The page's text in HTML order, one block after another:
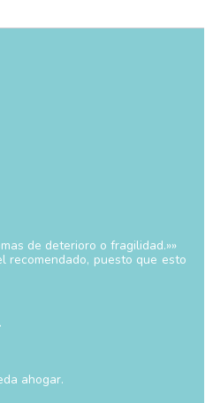
de deterioro o fragilidad.»»
puesto que esto
ahogar.